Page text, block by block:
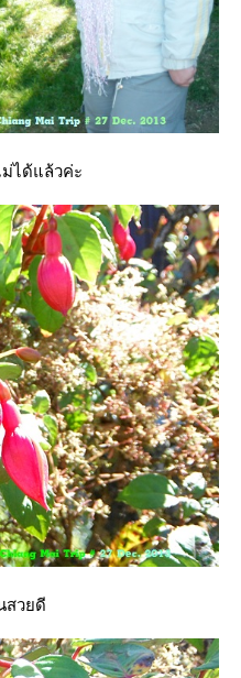
ม่ได้แล้วค่ะ
สวยดี